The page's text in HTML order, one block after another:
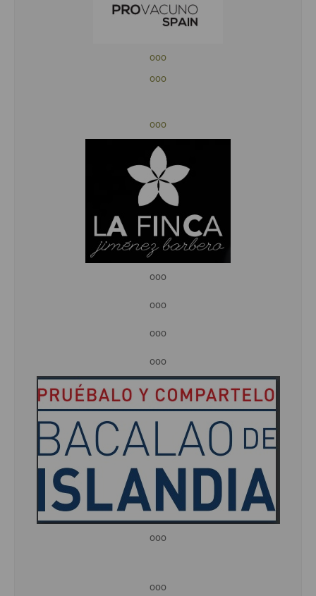
ooo
ooo
ooo
ooo
ooo
ooo
ooo
ooo
ooo